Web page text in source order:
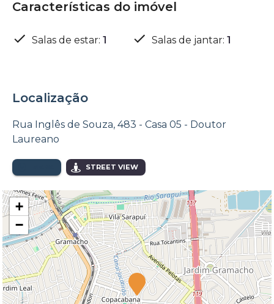
Características do imóvel
Salas de estar: 1 Salas de jantar: 1
Localização
Rua Inglês de Souza, 483 - Casa 05 - Doutor
Laureano
STREET VIEW
+
−